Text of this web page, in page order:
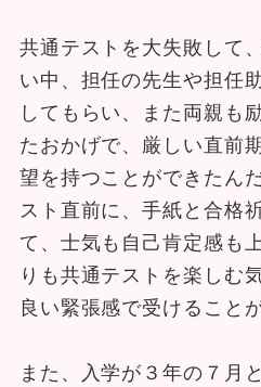
共通テストを大失敗して
い中、担任の先生や担任
してもらい、また両親も
たおかげで、厳しい直前
望を持つことができたん
スト直前に、手紙と合格
て、士気も自己肯定感も
りも共通テストを楽しむ
良い緊張感で受けること
また、入学が３年の７月